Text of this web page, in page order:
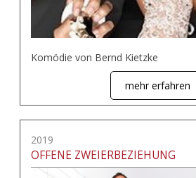
Komödie von Bernd Kietzke
mehr erfahren
2019
OFFENE ZWEIERBEZIEHUNG